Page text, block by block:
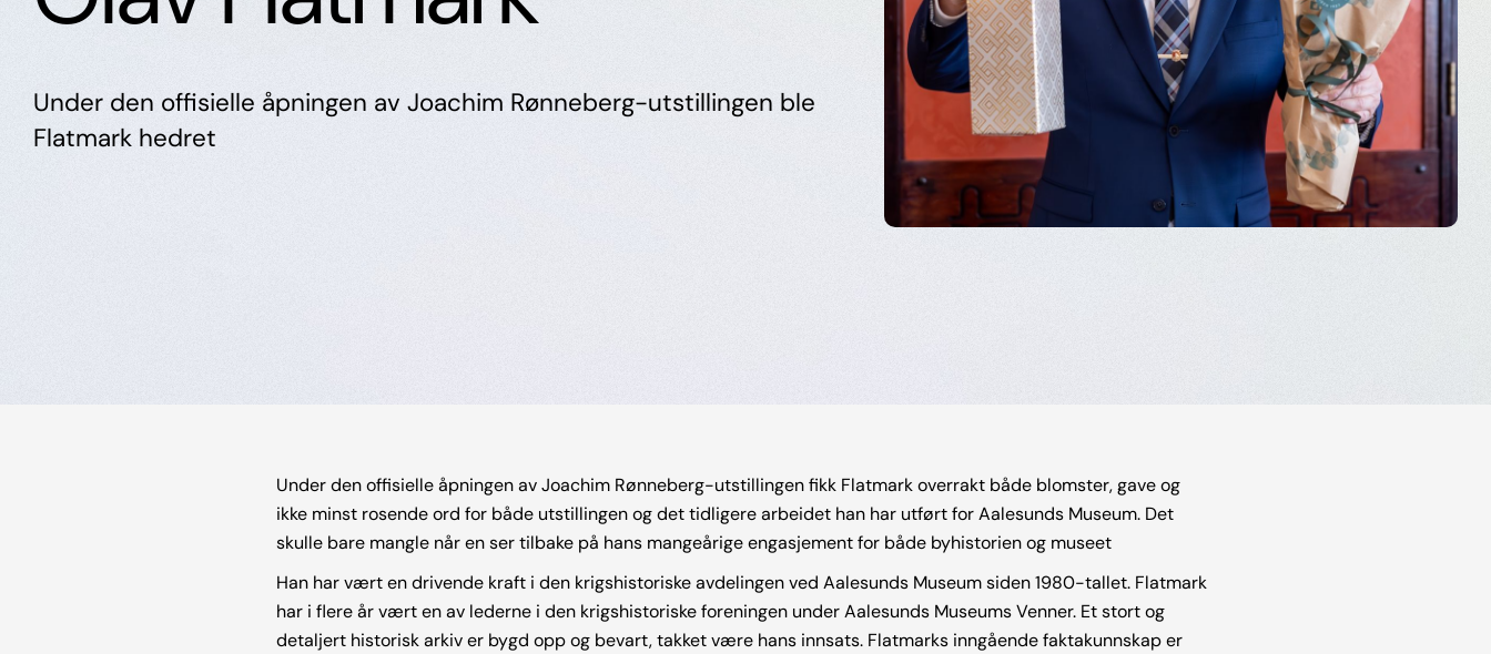
Under den offisielle åpningen av Joachim Rønneberg-utstillingen ble
Flatmark hedret
Under den offisielle åpningen av Joachim Rønneberg-utstillingen fikk Flatmark overrakt både blomster, gave og
ikke minst rosende ord for både utstillingen og det tidligere arbeidet han har utført for Aalesunds Museum. Det
skulle bare mangle når en ser tilbake på hans mangeårige engasjement for både byhistorien og museet
Han har vært en drivende kraft i den krigshistoriske avdelingen ved Aalesunds Museum siden 1980-tallet. Flatmark
har i flere år vært en av lederne i den krigshistoriske foreningen under Aalesunds Museums Venner. Et stort og
detaljert historisk arkiv er bygd opp og bevart, takket være hans innsats. Flatmarks inngående faktakunnskap er